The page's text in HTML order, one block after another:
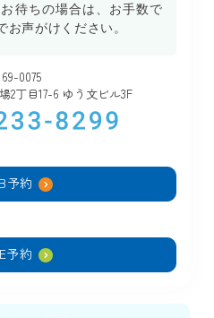
待ちの場合は、お手数で
お声がけください。
0075
2丁目17-6 ゆう文ビル3F
予約
予約